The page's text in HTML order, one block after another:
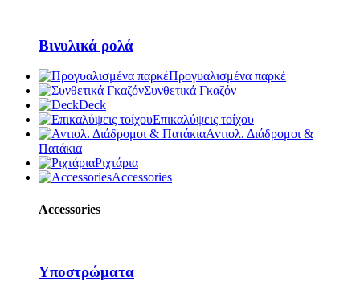
Βινυλικά ρολά
Προγυαλισμένα παρκέ
Συνθετικά Γκαζόν
Deck
Επικαλύψεις τοίχου
Αντιολ. Διάδρομοι &
Πατάκια
Ριχτάρια
Accessories
Accessories
Υποστρώματα